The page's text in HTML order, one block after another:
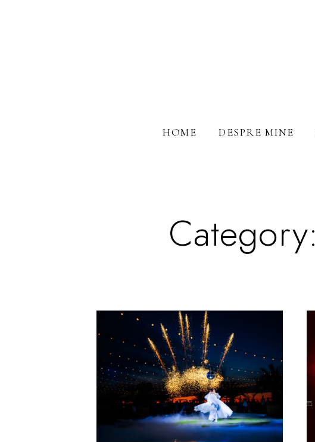
HOME DESPRE MINE
Category: